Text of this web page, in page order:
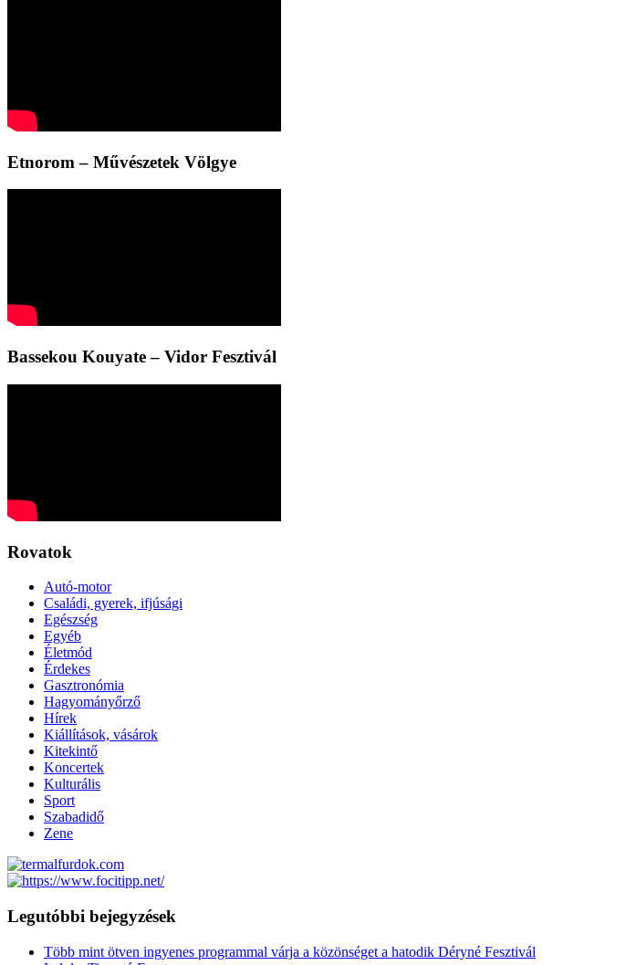
Etnorom – Művészetek Völgye
Bassekou Kouyate – Vidor Fesztivál
Rovatok
Autó-motor
Családi, gyerek, ifjúsági
Egészség
Egyéb
Életmód
Érdekes
Gasztronómia
Hagyományőrző
Hírek
Kiállítások, vásárok
Kitekintő
Koncertek
Kulturális
Sport
Szabadidő
Zene
Legutóbbi bejegyzések
Több mint ötven ingyenes programmal várja a közönséget a hatodik Déryné Fesztivál